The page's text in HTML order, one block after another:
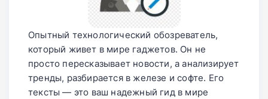
Опытный технологический обозреватель,
который живет в мире гаджетов. Он не
просто пересказывает новости, а анализирует
тренды, разбирается в железе и софте. Его
тексты — это ваш надежный гид в мире